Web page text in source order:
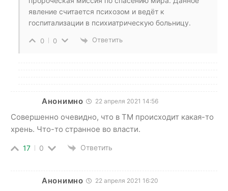
явление считается психозом и ведёт к
госпитализации в психиатрическую больницу.
0 0 Ответить
Анонимно 22 апреля 2021 14:56
Совершенно очевидно, что в ТМ происходит какая-то
хрень. Что-то странное во власти.
17 0 Ответить
Анонимно 22 апреля 2021 16:20